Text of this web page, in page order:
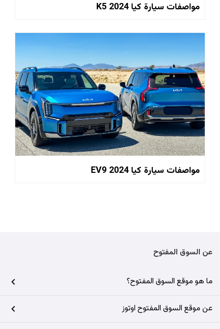
مواصفات سيارة كيا 2024 K5
مواصفات سيارة كيا EV9 2024
عن السوق المفتوح
ما هو موقع السوق المفتوح؟
عن موقع السوق المفتوح اوتوز